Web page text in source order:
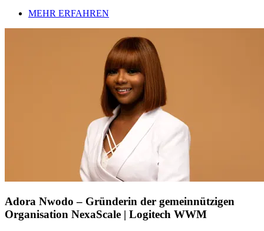
MEHR ERFAHREN
Adora Nwodo – Gründerin der gemeinnützigen
Organisation NexaScale | Logitech WWM